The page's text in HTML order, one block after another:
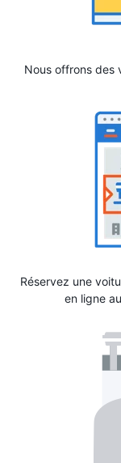
Nous offrons des
Réservez une
en ligne